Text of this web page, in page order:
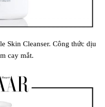
Skin Cleanser. Công thức dịu
cay mắt.